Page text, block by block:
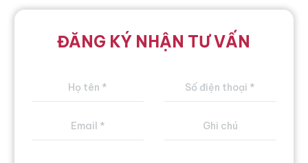
ĐĂNG KÝ NHẬN TƯ VẤN